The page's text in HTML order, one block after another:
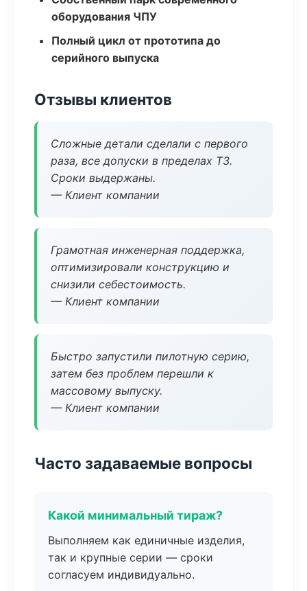
оборудования ЧПУ
Полный цикл от прототипа до
серийного выпуска
Отзывы клиентов
Сложные детали сделали с первого
раза, все допуски в пределах ТЗ.
Сроки выдержаны.
— Клиент компании
Грамотная инженерная поддержка,
оптимизировали конструкцию и
снизили себестоимость.
— Клиент компании
Быстро запустили пилотную серию,
затем без проблем перешли к
массовому выпуску.
— Клиент компании
Часто задаваемые вопросы
Какой минимальный тираж?
Выполняем как единичные изделия,
так и крупные серии — сроки
согласуем индивидуально.